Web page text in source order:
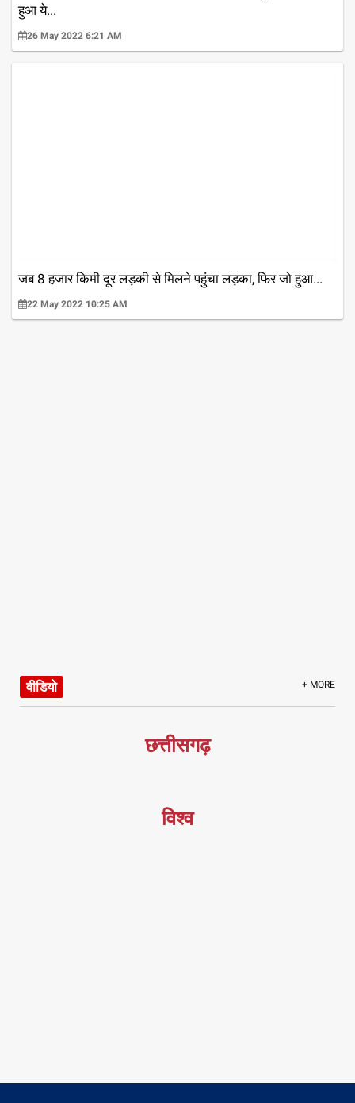
हुआ ये...
26 May 2022 6:21 AM
जब 8 हजार किमी दूर लड़की से मिलने पहुंचा लड़का, फिर जो हुआ...
22 May 2022 10:25 AM
वीडियो + MORE
छत्तीसगढ़
विश्व